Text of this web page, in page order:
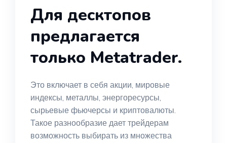
Для десктопов
предлагается
только Metatrader.
Это включает в себя акции, мировые
индексы, металлы, энергоресурсы,
сырьевые фьючерсы и криптовалюты.
Такое разнообразие дает трейдерам
возможность выбирать из множества